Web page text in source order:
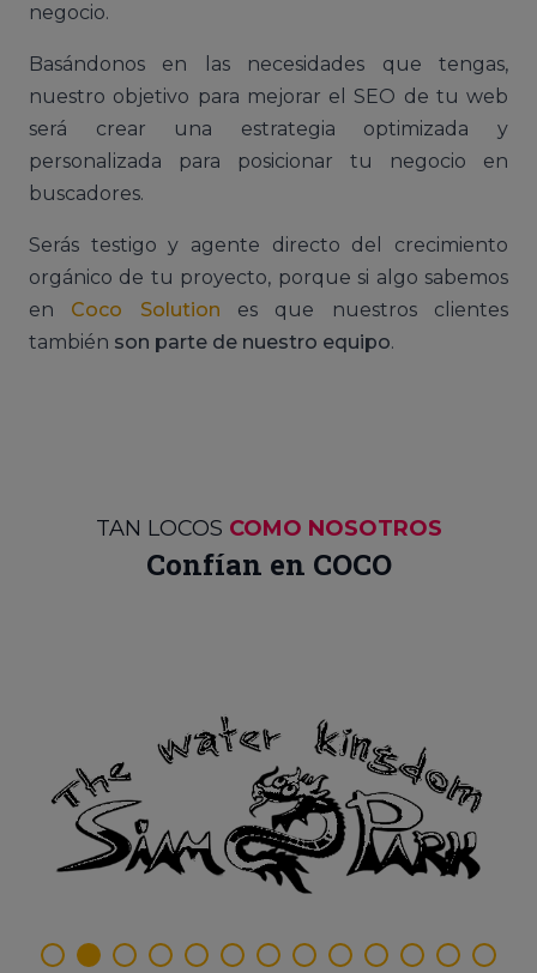
negocio.
Basándonos en las necesidades que tengas,
nuestro objetivo para mejorar el SEO de tu web
será crear una estrategia optimizada y
personalizada para posicionar tu negocio en
buscadores.
Serás testigo y agente directo del crecimiento
orgánico de tu proyecto, porque si algo sabemos
en Coco Solution es que nuestros clientes
también son parte de nuestro equipo.
TAN LOCOS COMO NOSOTROS
Confían en COCO